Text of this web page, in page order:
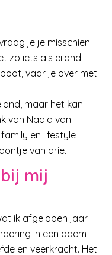
je je misschien
zo iets als eiland
vaar je over met
maar het kan
van Nadia van
en lifestyle
van drie.
mij
ik afgelopen jaar
in een adem
en veerkracht. Het